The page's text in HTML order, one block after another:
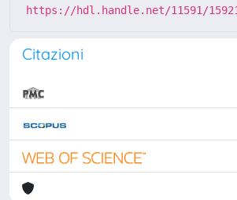
https://hdl.handle.net/11591/
Citazioni